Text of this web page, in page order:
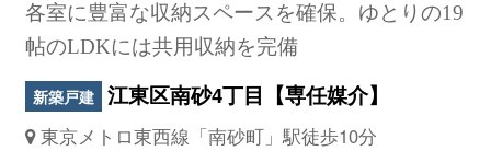
各室に豊富な収納スペースを確保。ゆとりの19
帖のLDKには共用収納を完備
新築戸建 江東区南砂4丁目【専任媒介】
東京メトロ東西線「南砂町」駅徒歩10分